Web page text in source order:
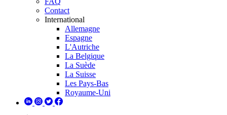
Contact
International
Allemagne
Espagne
L'Autriche
La Belgique
La Suède
La Suisse
Les Pays-Bas
Royaume-Uni